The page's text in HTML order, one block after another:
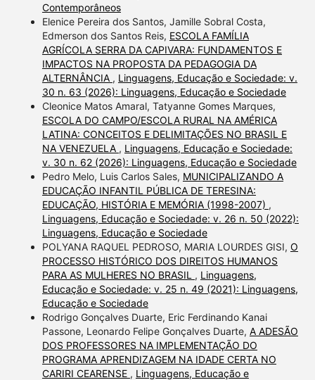
Contemporâneos
Elenice Pereira dos Santos, Jamille Sobral Costa,
Edmerson dos Santos Reis, ESCOLA FAMÍLIA
AGRÍCOLA SERRA DA CAPIVARA: FUNDAMENTOS E
IMPACTOS NA PROPOSTA DA PEDAGOGIA DA
ALTERNÂNCIA , Linguagens, Educação e Sociedade: v.
30 n. 63 (2026): Linguagens, Educação e Sociedade
Cleonice Matos Amaral, Tatyanne Gomes Marques,
ESCOLA DO CAMPO/ESCOLA RURAL NA AMÉRICA
LATINA: CONCEITOS E DELIMITAÇÕES NO BRASIL E
NA VENEZUELA , Linguagens, Educação e Sociedade:
v. 30 n. 62 (2026): Linguagens, Educação e Sociedade
Pedro Melo, Luis Carlos Sales, MUNICIPALIZANDO A
EDUCAÇÃO INFANTIL PÚBLICA DE TERESINA:
EDUCAÇÃO, HISTÓRIA E MEMÓRIA (1998-2007) ,
Linguagens, Educação e Sociedade: v. 26 n. 50 (2022):
Linguagens, Educação e Sociedade
POLYANA RAQUEL PEDROSO, MARIA LOURDES GISI, O
PROCESSO HISTÓRICO DOS DIREITOS HUMANOS
PARA AS MULHERES NO BRASIL , Linguagens,
Educação e Sociedade: v. 25 n. 49 (2021): Linguagens,
Educação e Sociedade
Rodrigo Gonçalves Duarte, Eric Ferdinando Kanai
Passone, Leonardo Felipe Gonçalves Duarte, A ADESÃO
DOS PROFESSORES NA IMPLEMENTAÇÃO DO
PROGRAMA APRENDIZAGEM NA IDADE CERTA NO
CARIRI CEARENSE , Linguagens, Educação e